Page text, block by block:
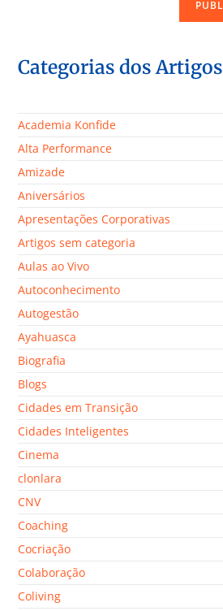
Categorias dos Artigos
Academia Konfide
Alta Performance
Amizade
Aniversários
Apresentações Corporativas
Artigos sem categoria
Aulas ao Vivo
Autoconhecimento
Autogestão
Ayahuasca
Biografia
Blogs
Cidades em Transição
Cidades Inteligentes
Cinema
clonlara
CNV
Coaching
Cocriação
Colaboração
Coliving